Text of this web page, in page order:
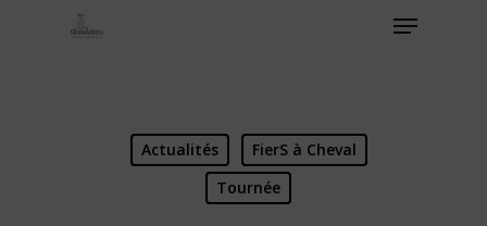
Actualités
FierS à Cheval
Tournée